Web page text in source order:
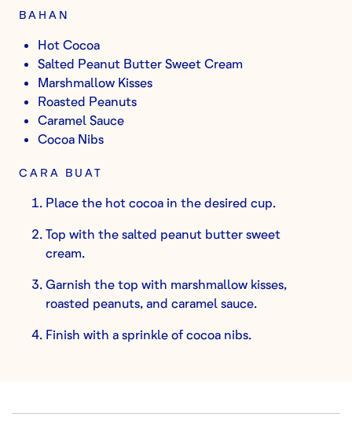
BAHAN
Hot Cocoa
Salted Peanut Butter Sweet Cream
Marshmallow Kisses
Roasted Peanuts
Caramel Sauce
Cocoa Nibs
CARA BUAT
Place the hot cocoa in the desired cup.
Top with the salted peanut butter sweet
cream.
Garnish the top with marshmallow kisses,
roasted peanuts, and caramel sauce.
Finish with a sprinkle of cocoa nibs.